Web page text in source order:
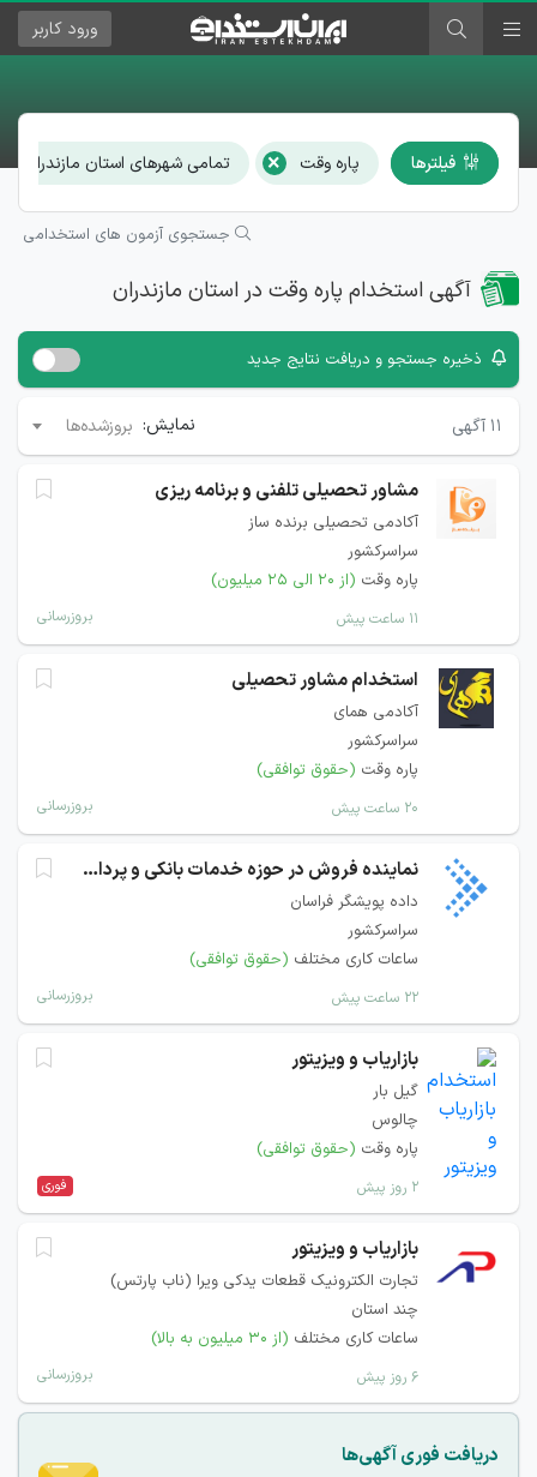
ورود کاربر
فیلترها پاره وقت × تمامی شهرهای استان مازندران
جستجوی آزمون های استخدامی
آگهی استخدام پاره وقت در استان مازندران
ذخیره جستجو و دریافت نتایج جدید
۱۱ آگهی نمایش: بروزشده‌ها
مشاور تحصیلی تلفنی و برنامه ریزی
آکادمی تحصیلی برنده ساز
سراسرکشور
پاره وقت (از ۲۰ الی ۲۵ میلیون)
۱۱ ساعت پیش بروزرسانی
استخدام مشاور تحصیلی
آکادمی همای
سراسرکشور
پاره وقت (حقوق توافقی)
۲۰ ساعت پیش بروزرسانی
نماینده فروش در حوزه خدمات بانکی و پرداخت
داده پویشگر فراسان
سراسرکشور
ساعات کاری مختلف (حقوق توافقی)
۲۲ ساعت پیش بروزرسانی
بازاریاب و ویزیتور
گیل بار
چالوس
پاره وقت (حقوق توافقی)
۲ روز پیش فوری
بازاریاب و ویزیتور
تجارت الکترونیک قطعات یدکی ویرا (ناب پارتس)
چند استان
ساعات کاری مختلف (از ۳۰ میلیون به بالا)
۶ روز پیش بروزرسانی
دریافت فوری آگهی‌ها